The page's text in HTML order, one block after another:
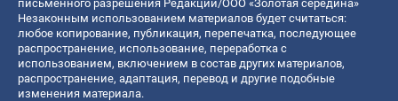
письменного разрешения Редакции/ООО «Золотая середина»
Незаконным использованием материалов будет считаться:
любое копирование, публикация, перепечатка, последующее
распространение, использование, переработка с
использованием, включением в состав других материалов,
распространение, адаптация, перевод и другие подобные
изменения материала.